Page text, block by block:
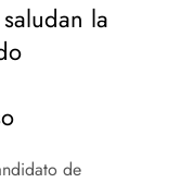
la
de